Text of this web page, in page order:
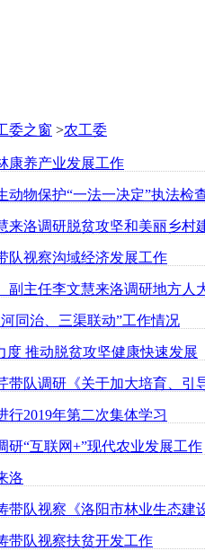
委之窗 >农工委
康养产业发展工作
动物保护“一法一决定”执法检
来洛调研脱贫攻坚和美丽乡村
队视察沟域经济发展工作
副主任李文慧来洛调研地方人
同治、三渠联动”工作情况
度 推动脱贫攻坚健康快速发展
行2019年第二次集体学习
研“互联网+”现代农业发展工作
洛
带队视察扶贫开发工作